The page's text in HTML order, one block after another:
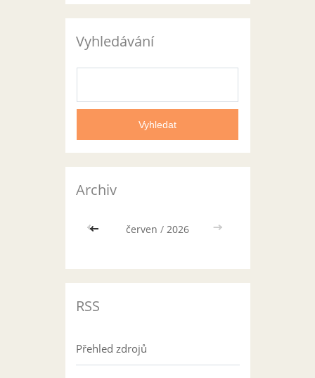
Vyhledávání
Archiv
<< červen / 2026 >>
RSS
Přehled zdrojů